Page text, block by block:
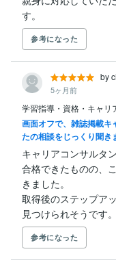
す。
参考になった
by
5ヶ月前
学習指導・資格・キャリ
画面オフで、雑誌掲載キ
たの相談をじっくり聞き
キャリアコンサルタ
合格できたものの、
きました。
取得後のステップア
見つけられそうです
参考になった